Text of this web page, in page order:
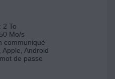
2 To
Mo/s
communiqué
Apple, Android
de passe